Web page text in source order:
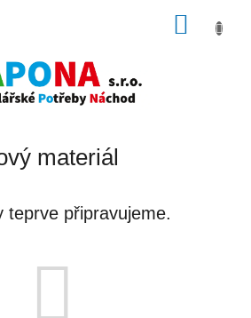
materiál
teprve připravujeme.